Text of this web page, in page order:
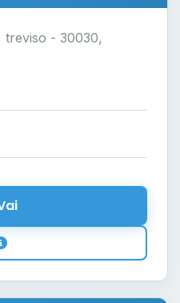
treviso - 30030,